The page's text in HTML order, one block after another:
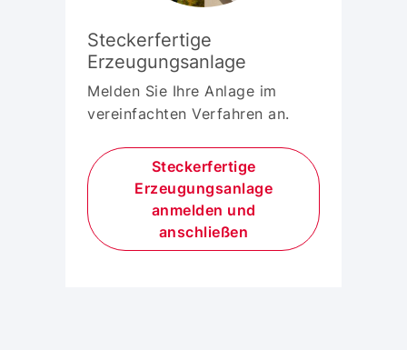
Steckerfertige
Erzeugungsanlage
Melden Sie Ihre Anlage im
vereinfachten Verfahren an.
Steckerfertige
Erzeugungsanlage
anmelden und
anschließen